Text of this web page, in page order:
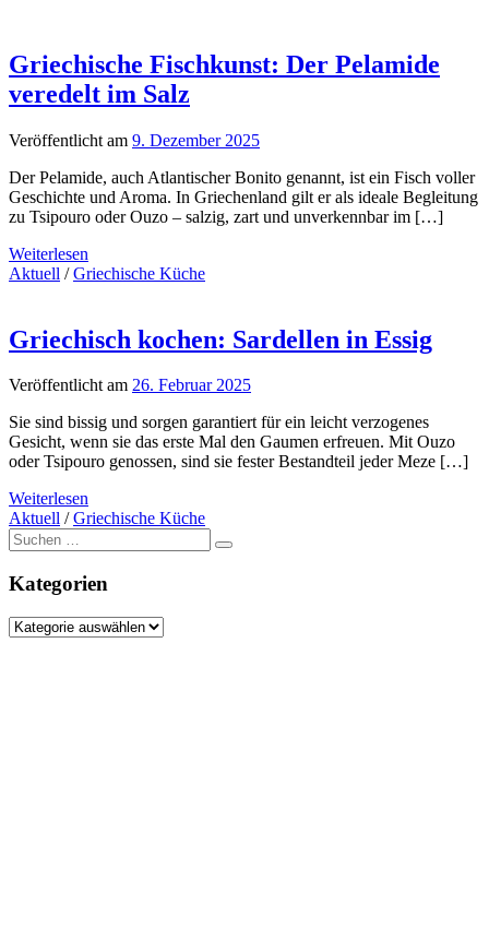
Griechische Fischkunst: Der Pelamide
veredelt im Salz
Veröffentlicht am 9. Dezember 2025
Der Pelamide, auch Atlantischer Bonito genannt, ist ein Fisch voller
Geschichte und Aroma. In Griechenland gilt er als ideale Begleitung
zu Tsipouro oder Ouzo – salzig, zart und unverkennbar im […]
Weiterlesen
Aktuell /Griechische Küche
Griechisch kochen: Sardellen in Essig
Veröffentlicht am 26. Februar 2025
Sie sind bissig und sorgen garantiert für ein leicht verzogenes
Gesicht, wenn sie das erste Mal den Gaumen erfreuen. Mit Ouzo
oder Tsipouro genossen, sind sie fester Bestandteil jeder Meze […]
Weiterlesen
Aktuell /Griechische Küche
Suche
nach:
Kategorien
Kategorien